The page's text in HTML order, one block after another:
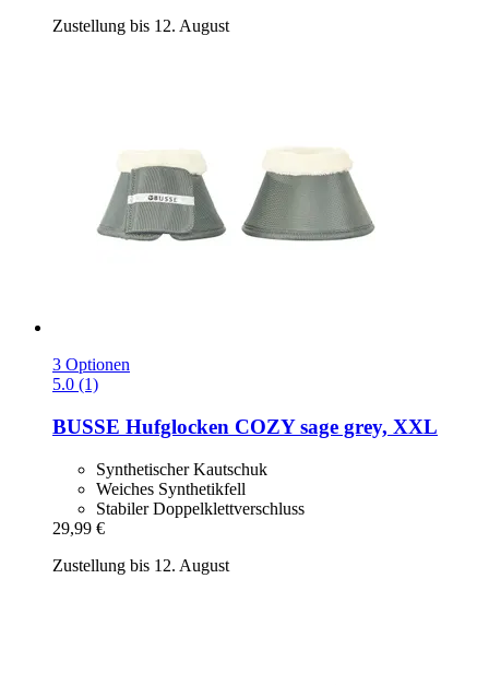
Zustellung bis 12. August
3 Optionen
5.0 (1)
BUSSE Hufglocken COZY sage grey, XXL
Synthetischer Kautschuk
Weiches Synthetikfell
Stabiler Doppelklettverschluss
29,99 €
Zustellung bis 12. August